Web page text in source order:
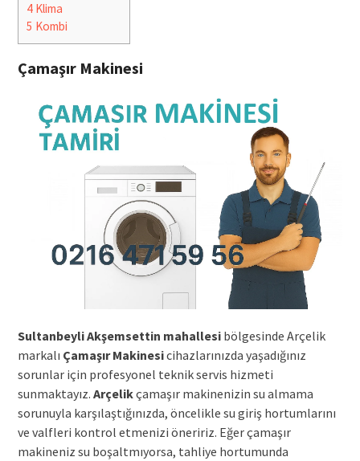
4Klima
5 Kombi
Çamaşır Makinesi
Sultanbeyli Akşemsettin mahallesibölgesinde Arçelik
markalı Çamaşır Makinesicihazlarınızda yaşadığınız
sorunlar için profesyonel teknik servis hizmeti
sunmaktayız. Arçelikçamaşır makinenizin su almama
sorunuyla karşılaştığınızda, öncelikle su giriş hortumlarını
ve valfleri kontrol etmenizi öneririz. Eğer çamaşır
makineniz su boşaltmıyorsa, tahliye hortumunda